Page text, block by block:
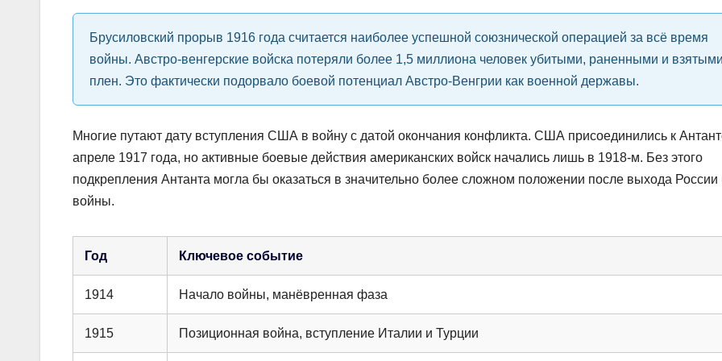
Брусиловский прорыв 1916 года считается наиболее успешной союзнической операцией за всё время
войны. Австро-венгерские войска потеряли более 1,5 миллиона человек убитыми, раненными и
плен. Это фактически подорвало боевой потенциал Австро-Венгрии как военной державы.
Многие путают дату вступления США в войну с датой окончания конфликта. США присоединились к
апреле 1917 года, но активные боевые действия американских войск начались лишь в 1918-м. Без этого
подкрепления Антанта могла бы оказаться в значительно более сложном положении после выхода России
войны.
Год Ключевое событие
1914 Начало войны, манёвренная фаза
1915 Позиционная война, вступление Италии и Турции